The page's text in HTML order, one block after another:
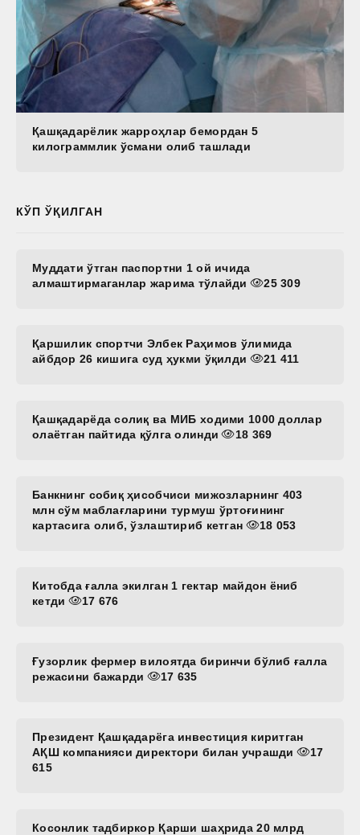
Қашқадарёлик жарроҳлар бемордан 5
килограммлик ўсмани олиб ташлади
КЎП ЎҚИЛГАН
Муддати ўтган паспортни 1 ой ичида
алмаштирмаганлар жарима тўлайди
25 309
Қаршилик спортчи Элбек Раҳимов ўлимида
айбдор 26 кишига суд ҳукми ўқилди
21 411
Қашқадарёда солиқ ва МИБ ходими 1000 доллар
олаётган пайтида қўлга олинди
18 369
Банкнинг собиқ ҳисобчиси мижозларнинг 403
млн сўм маблағларини турмуш ўртоғининг
картасига олиб, ўзлаштириб кетган
18 053
Китобда ғалла экилган 1 гектар майдон ёниб
кетди
17 676
Ғузорлик фермер вилоятда биринчи бўлиб ғалла
режасини бажарди
17 635
Президент Қашқадарёга инвестиция киритган
АҚШ компанияси директори билан учрашди
17
615
Косонлик тадбиркор Қарши шаҳрида 20 млрд